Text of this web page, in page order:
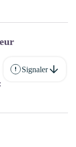
Signaler